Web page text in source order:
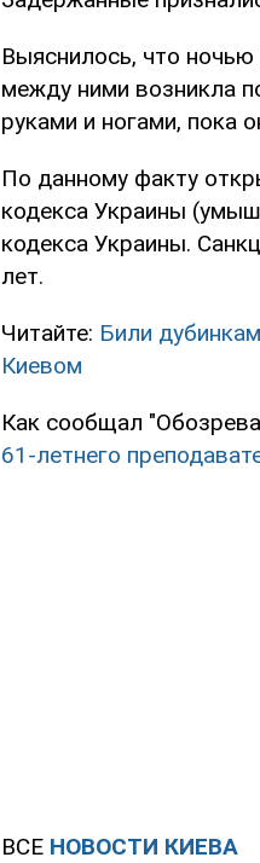
Выяснилось, что ночью
между ними возникла
руками и ногами, пока
По данному факту
кодекса Украины
кодекса Украины.
лет.
Читайте: Били
Киевом
Как сообщал
61-летнего
ВСЕ НОВОСТИ КИЕВА